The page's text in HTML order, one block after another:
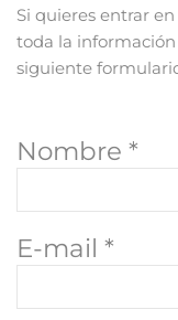
Si quieres entrar
toda la
siguiente
Nombre *
E-mail *